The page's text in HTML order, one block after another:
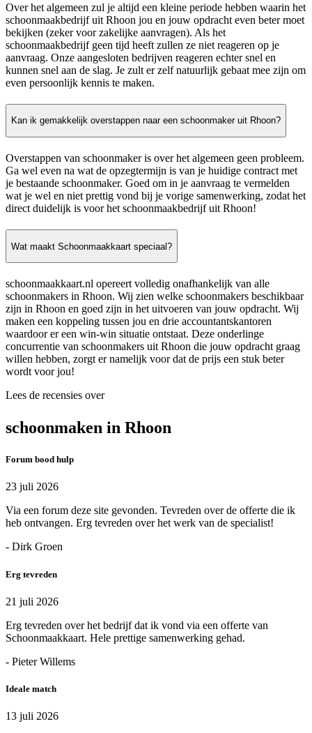
Over het algemeen zul je altijd een kleine periode hebben waarin het
schoonmaakbedrijf uit Rhoon jou en jouw opdracht even beter moet
bekijken (zeker voor zakelijke aanvragen). Als het
schoonmaakbedrijf geen tijd heeft zullen ze niet reageren op je
aanvraag. Onze aangesloten bedrijven reageren echter snel en
kunnen snel aan de slag. Je zult er zelf natuurlijk gebaat mee zijn om
even persoonlijk kennis te maken.
Kan ik gemakkelijk overstappen naar een schoonmaker uit Rhoon?
Overstappen van schoonmaker is over het algemeen geen probleem.
Ga wel even na wat de opzegtermijn is van je huidige contract met
je bestaande schoonmaker. Goed om in je aanvraag te vermelden
wat je wel en niet prettig vond bij je vorige samenwerking, zodat het
direct duidelijk is voor het schoonmaakbedrijf uit Rhoon!
Wat maakt Schoonmaakkaart speciaal?
schoonmaakkaart.nl opereert volledig onafhankelijk van alle
schoonmakers in Rhoon. Wij zien welke schoonmakers beschikbaar
zijn in Rhoon en goed zijn in het uitvoeren van jouw opdracht. Wij
maken een koppeling tussen jou en drie accountantskantoren
waardoor er een win-win situatie ontstaat. Deze onderlinge
concurrentie van schoonmakers uit Rhoon die jouw opdracht graag
willen hebben, zorgt er namelijk voor dat de prijs een stuk beter
wordt voor jou!
Lees de recensies over
schoonmaken in Rhoon
Forum bood hulp
23 juli 2026
Via een forum deze site gevonden. Tevreden over de offerte die ik
heb ontvangen. Erg tevreden over het werk van de specialist!
- Dirk Groen
Erg tevreden
21 juli 2026
Erg tevreden over het bedrijf dat ik vond via een offerte van
Schoonmaakkaart. Hele prettige samenwerking gehad.
- Pieter Willems
Ideale match
13 juli 2026